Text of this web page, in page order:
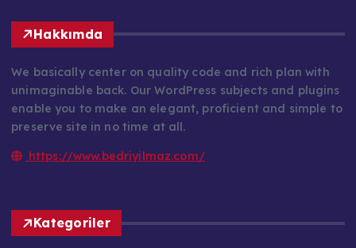
Hakkımda
We basically center on quality code and rich plan with
unimaginable back. Our WordPress subjects and plugins
enable you to make an elegant, proficient and simple to
preserve site in no time at all.
https://www.bedriyilmaz.com/
Kategoriler